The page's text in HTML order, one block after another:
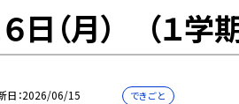
日（月） （１
日 2026/06/15 できごと